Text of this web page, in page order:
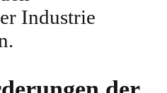
Industrie